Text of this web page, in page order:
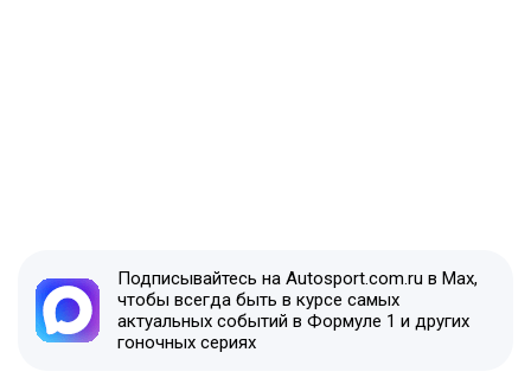
Подписывайтесь на Autosport.com.ru в Max,
чтобы всегда быть в курсе самых
актуальных событий в Формуле 1 и других
гоночных сериях